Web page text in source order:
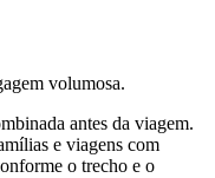
volumosa.
antes da viagem.
e viagens com
o trecho e o